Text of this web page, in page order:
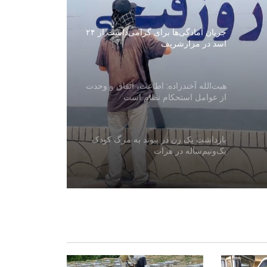
جریان آمادگی‌ها برای گرامی‌داشت از ۲۴
اسد در مزارشریف
هبت‌الله آخندزاده: اطاعت، اتفاق و وحدت
از عوامل استحکام نظام است
بازداشت یک زن در پیوند به مرگ کودک
یک‌ونیم‌ساله در هرات
افغانستان بزرگ‌ترین بازار آرد قزاقستان؛
صادرات آرد این کشور ۱۸.۳ درصد